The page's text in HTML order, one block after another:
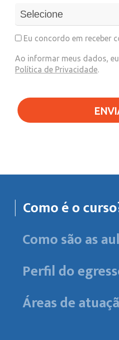
Eu concordo em receber
Ao informar meus dados,
Política de Privacidade.
Como é o
Como são as
Perfil do
Áreas de